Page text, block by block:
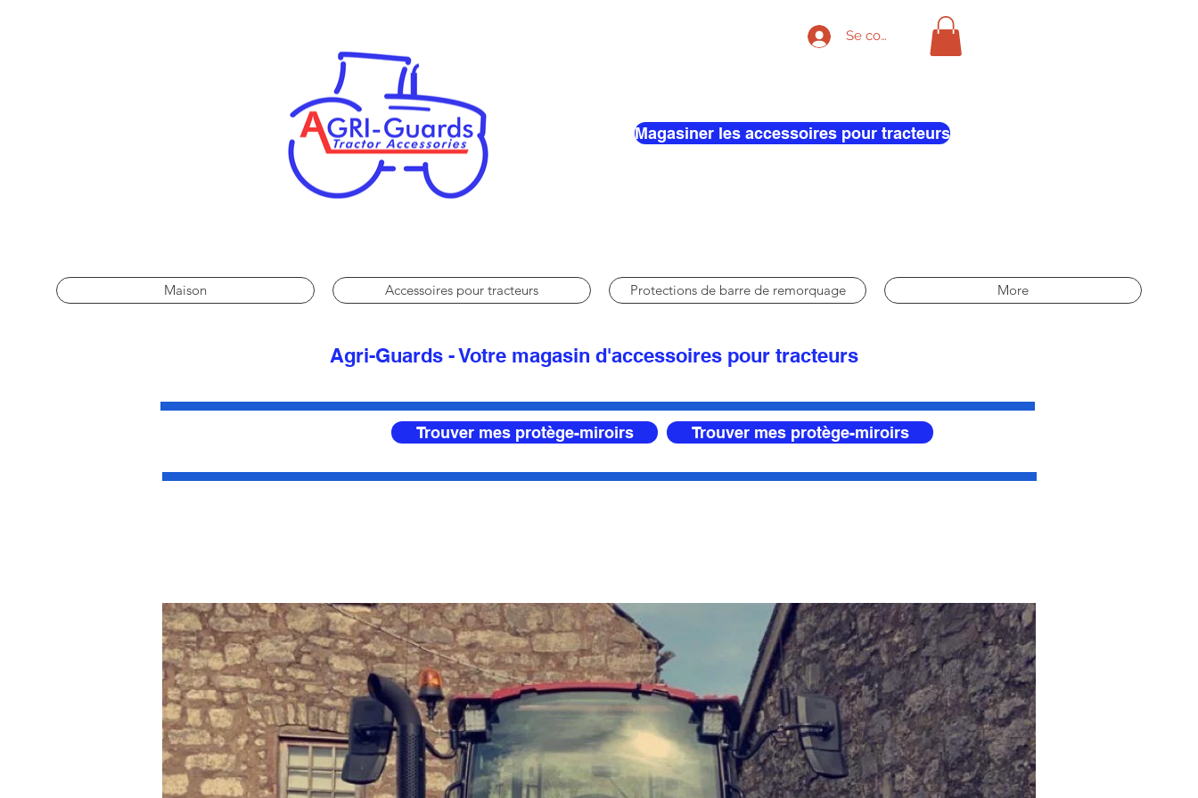
Se connecter
Magasiner les accessoires pour tracteurs
Maison Accessoires pour tracteurs Protections de barre de remorquage More
Agri-Guards - Votre magasin d'accessoires pour tracteurs
Trouver mes protège-miroirs Trouver mes protège-miroirs